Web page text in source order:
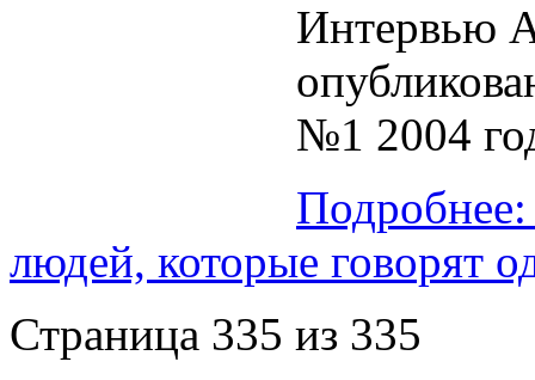
Интервью
№1 2004
людей, которые говорят
Страница 335 из 335